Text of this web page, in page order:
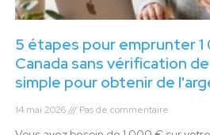
5 étapes pour emprunter 1
Canada sans vérification
simple pour obtenir de
14 mai 2026 Pas de commentaire